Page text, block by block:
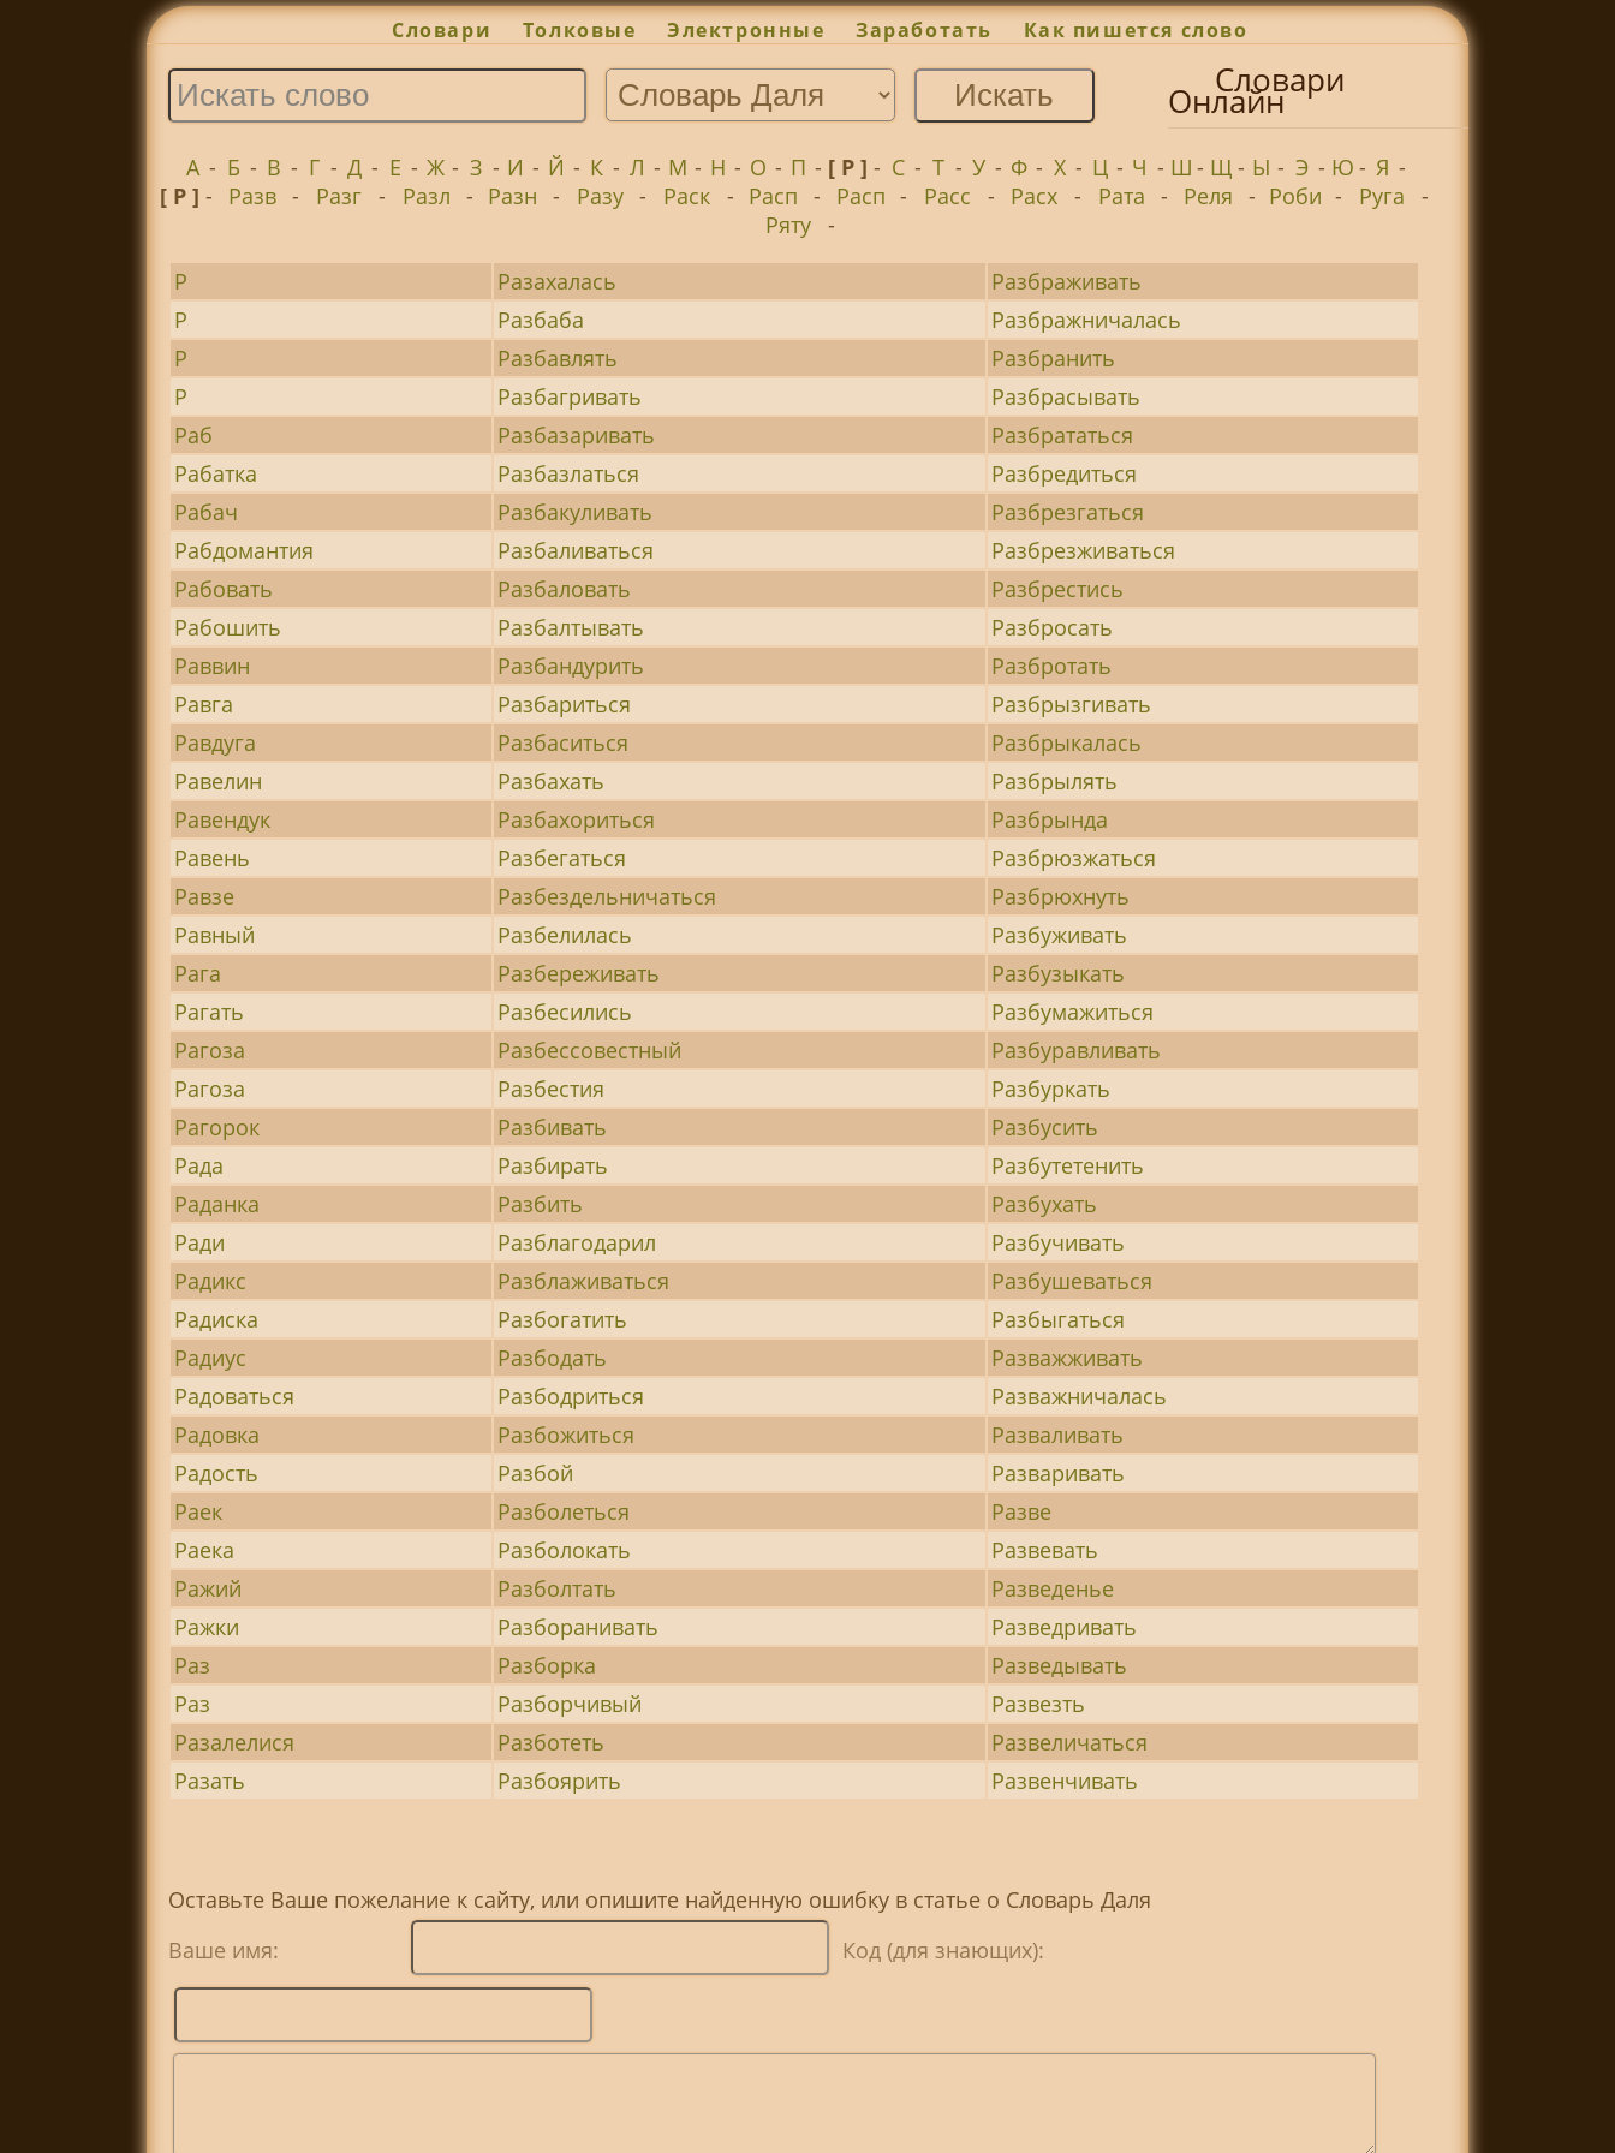
Словари Толковые Электронные Заработать Как пишется слово
Словари
Онлайн
А - Б - В - Г - Д - Е - Ж - З - И - Й - К - Л - М - Н - О - П - [ Р ]- С - Т - У - Ф - Х - Ц - Ч - Ш - Щ- Ы - Э - Ю- Я -
[ Р ] - Разв - Разг - Разл - Разн - Разу - Раск - Расп - Расп - Расс - Расх - Рата - Реля - Роби - Руга
-
Ряту
-
Р
Разахалась
Разбраживать
Р
Разбаба
Разбражничалась
Р
Разбавлять
Разбранить
Р
Разбагривать
Разбрасывать
Раб
Разбазаривать
Разбрататься
Рабатка
Разбазлаться
Разбредиться
Рабач
Разбакуливать
Разбрезгаться
Рабдомантия
Разбаливаться
Разбрезживаться
Рабовать
Разбаловать
Разбрестись
Рабошить
Разбалтывать
Разбросать
Раввин
Разбандурить
Разбротать
Равга
Разбариться
Разбрызгивать
Равдуга
Разбаситься
Разбрыкалась
Равелин
Разбахать
Разбрылять
Равендук
Разбахориться
Разбрында
Равень
Разбегаться
Разбрюзжаться
Равзе
Разбездельничаться
Разбрюхнуть
Равный
Разбелилась
Разбуживать
Рага
Разбереживать
Разбузыкать
Рагать
Разбесились
Разбумажиться
Рагоза
Разбессовестный
Разбуравливать
Рагоза
Разбестия
Разбуркать
Рагорок
Разбивать
Разбусить
Рада
Разбирать
Разбутетенить
Раданка
Разбить
Разбухать
Ради
Разблагодарил
Разбучивать
Радикс
Разблаживаться
Разбушеваться
Радиска
Разбогатить
Разбыгаться
Радиус
Разбодать
Разважживать
Радоваться
Разбодриться
Разважничалась
Радовка
Разбожиться
Разваливать
Радость
Разбой
Разваривать
Раек
Разболеться
Разве
Раека
Разболокать
Развевать
Ражий
Разболтать
Разведенье
Ражки
Разборанивать
Разведривать
Раз
Разборка
Разведывать
Раз
Разборчивый
Развезть
Разалелися
Разботеть
Развеличаться
Разать
Разбоярить Развенчивать
Оставьте Ваше пожелание к сайту, или опишите найденную ошибку в статье о Словарь Даля
Ваше имя:
Код (для знающих):